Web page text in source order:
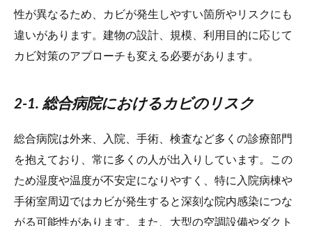
性が異なるため、カビが発生しやすい箇所やリスクにも
違いがあります。建物の設計、規模、利用目的に応じて
カビ対策のアプローチも変える必要があります。
2-1. 総合病院におけるカビのリスク
総合病院は外来、入院、手術、検査など多くの診療部門
を抱えており、常に多くの人が出入りしています。この
ため湿度や温度が不安定になりやすく、特に入院病棟や
手術室周辺ではカビが発生すると深刻な院内感染につな
がる可能性があります。また、大型の空調設備やダクト